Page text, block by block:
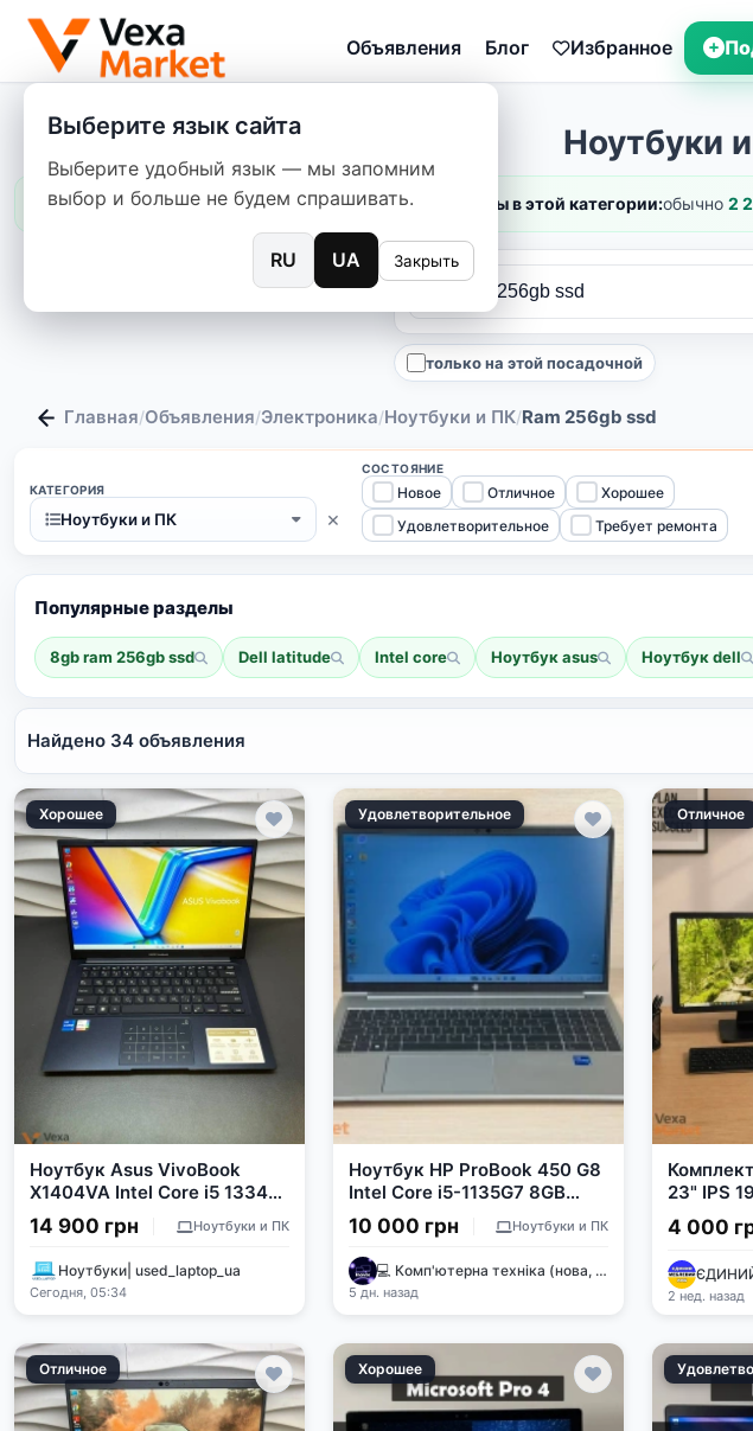
Объявления Блог Избранное
Выберите язык сайта
Выберите удобный язык — мы запомним
выбор и больше не будем спрашивать.
RU UA Закрыть
Ноутбуки
Цены в этой категории:обычно 2
только на этой посадочной
Главная/Объявления/Электроника/Ноутбуки и ПК/Ram 256gb ssd
КАТЕГОРИЯ
Ноутбуки и ПК ×
СОСТОЯНИЕ
Новое Отличное
Хорошее
Удовлетворительное
Требует ремонта
Популярные разделы
8gb ram 256gb ssd Dell latitude Intel core Ноутбук asus Ноутбук dell
Найдено 34 объявления
Хорошее
Ноутбук Asus VivoBook
X1404VA Intel Core i5 1334U
12Gb RAM 256Gb SSD 14" Full
HD 2025
14 900 грн Ноутбуки и ПК
Ноутбуки| used_laptop_ua
Сегодня, 05:34
Удовлетворительное
Ноутбук HP ProBook 450 G8
Intel Core i5-1135G7 8GB
RAM 256GB SSD 15.6" Full HD
IPS
10 000 грн Ноутбуки и ПК
💻 Комп'ютерна техніка (нова, бу)🖥
5 дн. назад
Отличное
23" IPS
4GB
Windows
4 000
2 нед. назад
Отличное Хорошее